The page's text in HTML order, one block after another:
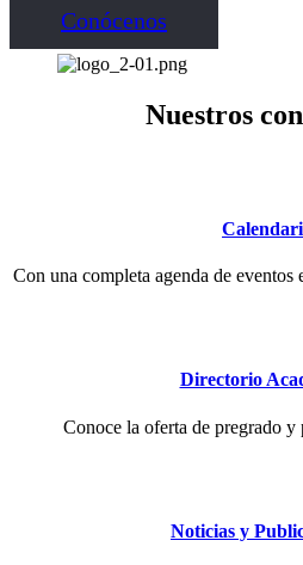
Conócenos
Nuestros
Con una completa agenda de eventos
Directorio
Conoce la oferta de pregrado y
Noticias y